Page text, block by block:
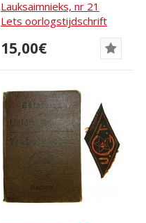
Lauksaimnieks, nr 21
Lets oorlogstijdschrift
15,00€